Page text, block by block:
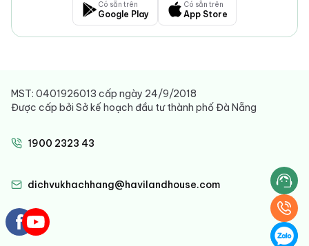
Có sẵn trên
Google Play
Có sẵn trên
App Store
MST: 0401926013 cấp ngày 24/9/2018
Được cấp bởi Sở kế hoạch đầu tư thành phố Đà Nẵng
1900 2323 43
dichvukhachhang@havilandhouse.com